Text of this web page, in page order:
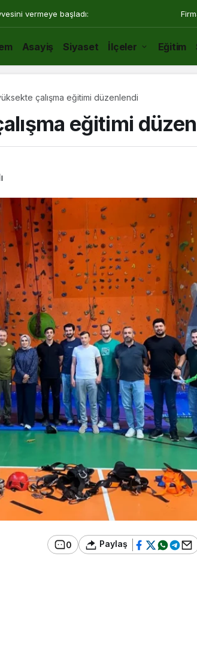
vermeye başladı:
Asayiş Siyaset İlçeler Eğitim
çalışma eğitimi düzenlendi
eğitimi
0 Paylaş